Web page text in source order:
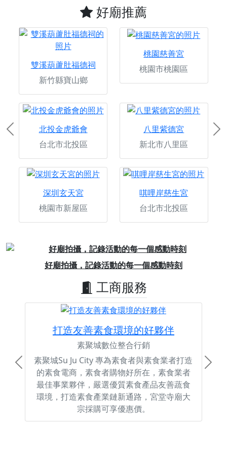
好廟推薦
雙溪葫蘆肚福德祠
新竹縣寶山鄉
桃園慈善宮
桃園市桃園區
北投金虎爺會
台北市北投區
八里紫德宮
新北市八里區
深圳玄天宮
桃園市新屋區
唭哩岸慈生宮
台北市北投區
Previous
好廟拍攝，記錄活動的每一個感動時刻
Previous
工商服務
打造友善素食環境的好夥伴
素聚城數位整合行銷
素聚城Su Ju City 專為素食者與素食業者打造
的素食電商，素食者購物好所在，素食業者
最佳事業夥伴，嚴選優質素食產品友善蔬食
環境，打造素食產業鏈新通路，宮堂寺廟大
宗採購可享優惠價。
Previous Next